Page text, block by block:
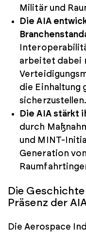
Militär und
Die AIA
arbeitet dabei
die Einhaltung
sicherzustellen.
Die AIA stärkt
durch
und MINT-
Generation
Die
Präsenz der
Die Aerospace